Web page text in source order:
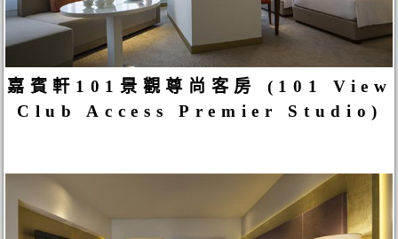
嘉賓軒101景觀尊尚客房 (101 View
Club Access Premier Studio)